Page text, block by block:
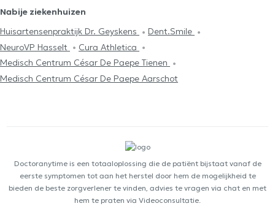
Nabije ziekenhuizen
Huisartensenpraktijk Dr. Geyskens
Dent.Smile
NeuroVP Hasselt
Cura Athletica
Medisch Centrum César De Paepe Tienen
Medisch Centrum César De Paepe Aarschot
Doctoranytime is een totaaloplossing die de patiënt bijstaat vanaf de
eerste symptomen tot aan het herstel door hem de mogelijkheid te
bieden de beste zorgverlener te vinden, advies te vragen via chat en met
hem te praten via Videoconsultatie.